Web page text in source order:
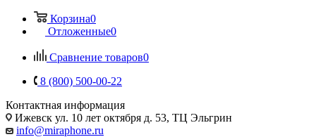
Корзина0
Отложенные0
Сравнение товаров0
8 (800) 500-00-22
Контактная информация
Ижевск ул. 10 лет октября д. 53, ТЦ Эльгрин
info@miraphone.ru